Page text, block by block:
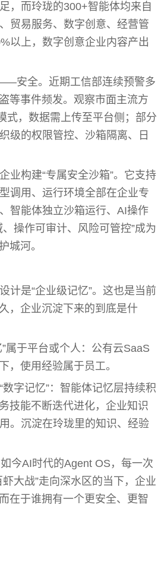
而玲珑的300+智能体均来自
贸易服务、数字创意、经营管
以上，数字创意企业内容产出
安全。近期工信部连续预警多
等事件频发。观察市面主流方
式，数据需上传至平台侧；部分
级的权限管控、沙箱隔离、日
业构建“专属安全沙箱”。它支持
调用、运行环境全部在企业专
智能体独立沙箱运行、AI操作
操作可审计、风险可管控”成为
城河。
计是“企业级记忆”。这也是当前
，企业沉淀下来的到底是什
属于平台或个人：公有云SaaS
，使用经验属于员工。
字记忆”：智能体记忆层持续积
技能不断迭代进化，企业知识
。沉淀在玲珑里的知识、经验
今AI时代的Agent OS，每一次
大战”走向深水区的当下，企业
在于谁拥有一个更安全、更智